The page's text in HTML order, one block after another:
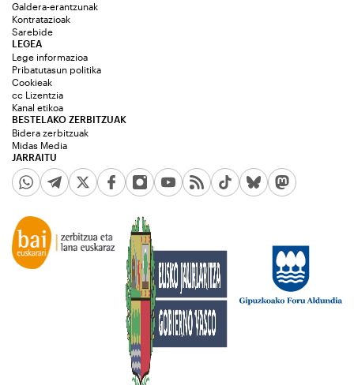
Galdera-erantzunak
Kontratazioak
Sarebide
JARRAITU
LEGEA
Lege informazioa
Pribatutasun politika
Cookieak
cc Lizentzia
Kanal etikoa
BESTELAKO ZERBITZUAK
Bidera zerbitzuak
Midas Media